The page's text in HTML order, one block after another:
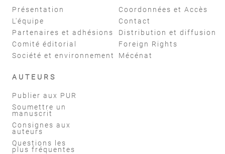
Présentation
L'équipe
Partenaires et adhésions
Comité éditorial
Société et environnement
Coordonnées et Accès
Contact
Distribution et diffusion
Foreign Rights
Mécénat
AUTEURS
Publier aux PUR
Soumettre un
manuscrit
Consignes aux
auteurs
Questions les
plus fréquentes